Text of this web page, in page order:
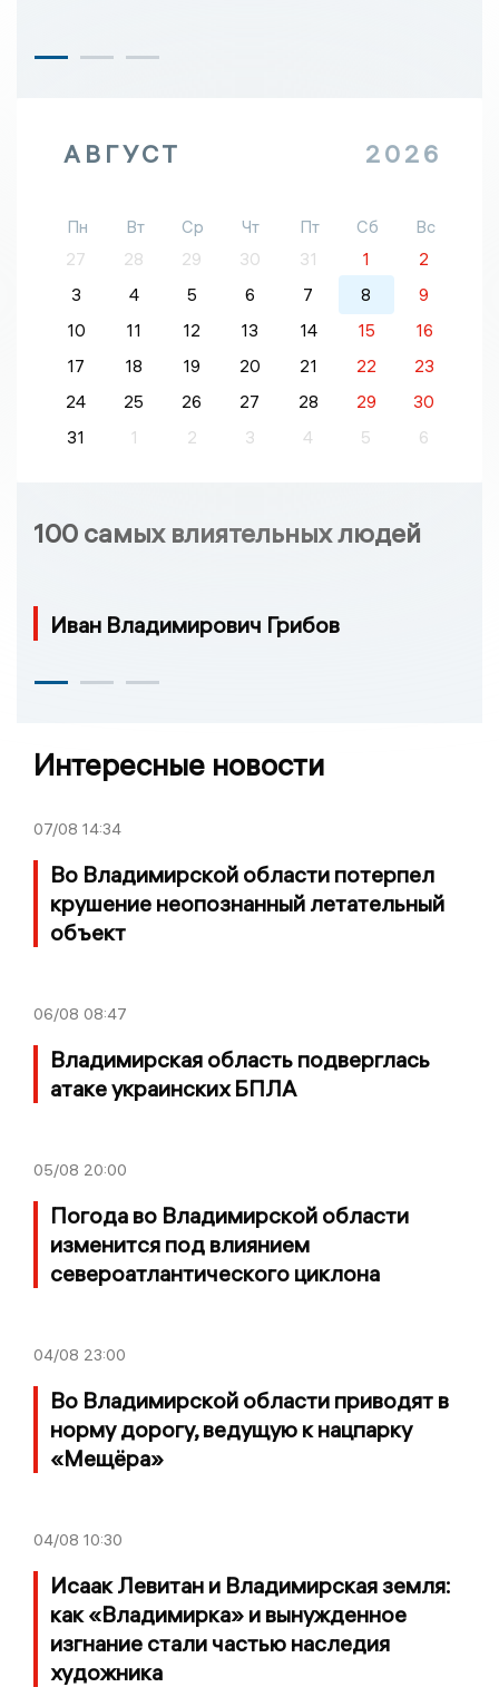
АВГУСТ 2026
Пн Вт Ср Чт Пт Сб
Вс
27
28 29 30 31 1
2
3
4 5 6 7 8
9
10
11 12 13 14 15
16
17
18 19 20 21 22
23
24
25 26 27 28 29
30
31
1 2 3 4 5 6
100 самых влиятельных людей
Иван Владимирович Грибов
Интересные новости
07/08 14:34
Во Владимирской области потерпел
крушение неопознанный летательный
объект
06/08 08:47
Владимирская область подверглась
атаке украинских БПЛА
05/08 20:00
Погода во Владимирской области
изменится под влиянием
североатлантического циклона
04/08 23:00
Во Владимирской области приводят в
норму дорогу, ведущую к нацпарку
«Мещёра»
04/08 10:30
Исаак Левитан и Владимирская земля:
как «Владимирка» и вынужденное
изгнание стали частью наследия
художника